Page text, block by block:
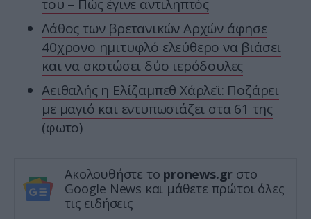
του – Πώς έγινε αντιληπτός
Λάθος των βρετανικών Αρχών άφησε
40χρονο ημιτυφλό ελεύθερο να βιάσει
και να σκοτώσει δύο ιερόδουλες
Αειθαλής η Ελίζαμπεθ Χάρλεϊ: Ποζάρει
με μαγιό και εντυπωσιάζει στα 61 της
(φωτο)
Ακολουθήστε το pronews.gr στο
Google News και μάθετε πρώτοι όλες
τις ειδήσεις